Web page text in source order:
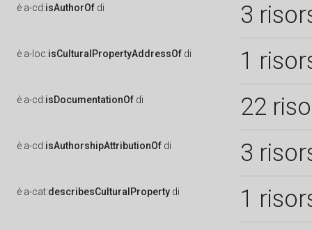
è a-cd:isAuthorOf di 3
è a-loc:isCulturalPropertyAddressOf di 1
è a-cd:isDocumentationOf di 22
è a-cd:isAuthorshipAttributionOf di 3
è a-cat:describesCulturalProperty di 1